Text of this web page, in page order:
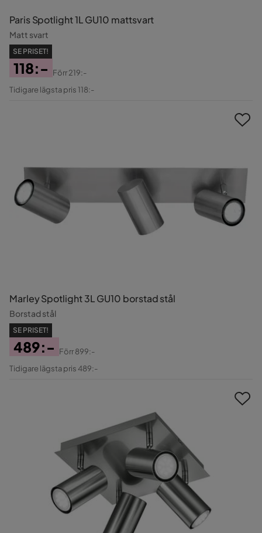
Paris Spotlight 1L GU10 mattsvart
Matt svart
SE PRISET!
Pris
118:-
Original
Förr219:-
Tidigare lägsta pris 118:-
Marley Spotlight 3L GU10 borstad stål
Borstad stål
SE PRISET!
Pris
489:-
Original
Förr899:-
Tidigare lägsta pris 489:-